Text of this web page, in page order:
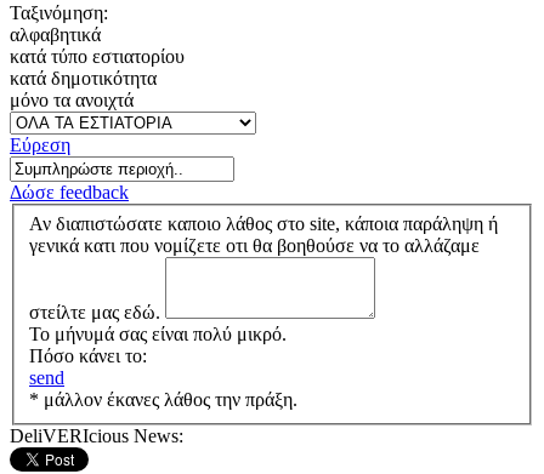
Ταξινόμηση:
αλφαβητικά
κατά τύπο εστιατορίου
κατά δημοτικότητα
μόνο τα ανοιχτά
Εύρεση
Δώσε feedback
Αν διαπιστώσατε καποιο λάθος στο site, κάποια παράληψη ή
γενικά κατι που νομίζετε οτι θα βοηθούσε να το αλλάζαμε
στείλτε μας εδώ.
Το μήνυμά σας είναι πολύ μικρό.
Πόσο κάνει το:
send
* μάλλον έκανες λάθος την πράξη.
DeliVERIcious News: